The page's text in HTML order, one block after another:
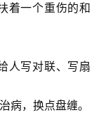
着一个重伤的和
人写对联、写扇
病，换点盘缠。